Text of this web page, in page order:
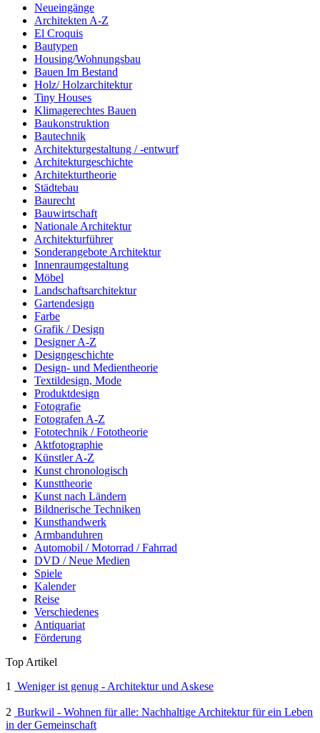
Neueingänge
Architekten A-Z
El Croquis
Bautypen
Housing/Wohnungsbau
Bauen Im Bestand
Holz/ Holzarchitektur
Tiny Houses
Klimagerechtes Bauen
Baukonstruktion
Bautechnik
Architekturgestaltung / -entwurf
Architekturgeschichte
Architekturtheorie
Städtebau
Baurecht
Bauwirtschaft
Nationale Architektur
Architekturführer
Sonderangebote Architektur
Innenraumgestaltung
Möbel
Landschaftsarchitektur
Gartendesign
Farbe
Grafik / Design
Designer A-Z
Designgeschichte
Design- und Medientheorie
Textildesign, Mode
Produktdesign
Fotografie
Fotografen A-Z
Fototechnik / Fototheorie
Aktfotographie
Künstler A-Z
Kunst chronologisch
Kunsttheorie
Kunst nach Ländern
Bildnerische Techniken
Kunsthandwerk
Armbanduhren
Automobil / Motorrad / Fahrrad
DVD / Neue Medien
Spiele
Kalender
Reise
Verschiedenes
Antiquariat
Förderung
Top Artikel
1
Weniger ist genug - Architektur und Askese
2 Burkwil - Wohnen für alle: Nachhaltige Architektur für ein Leben
in der Gemeinschaft